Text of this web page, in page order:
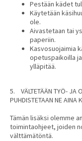
Pestään kädet
Käytetään
ole.
Aivastetaan tai
paperiin.
Kasvosuojaimia
opetuspaikoilla
ylläpitää.
5. VÄLTETÄÄN TYÖ- JA
PUHDISTETAAN NE AINA
Tämän lisäksi olemme
toimintaohjeet, joiden
välttämätöntä.